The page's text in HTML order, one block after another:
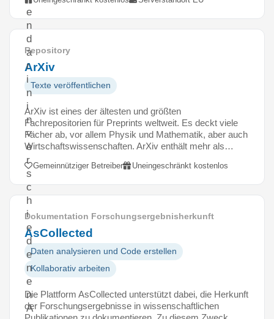
e
n
d
a
r
i
n
i
n
v
e
r
s
c
h
i
e
d
e
n
e
n
A
Repository
ArXiv
Texte veröffentlichen
ArXiv ist eines der ältesten und größten
Fachrepositorien für Preprints weltweit. Es deckt viele
Fächer ab, vor allem Physik und Mathematik, aber auch
Wirtschaftswissenschaften. ArXiv enthält mehr als…
Gemeinnütziger Betreiber Uneingeschränkt kostenlos
Dokumentation Forschungsergebnisherkunft
AsCollected
Daten analysieren und Code erstellen
Kollaborativ arbeiten
Die Plattform AsCollected unterstützt dabei, die Herkunft
der Forschungsergebnisse in wissenschaftlichen